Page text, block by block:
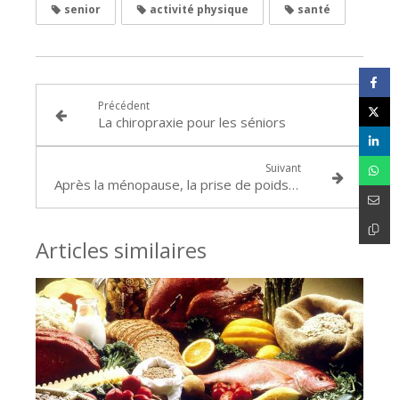
senior activité physique santé
Précédent
La chiropraxie pour les séniors
Suivant
Après la ménopause, la prise de poids n’est pas irréversible
Articles similaires